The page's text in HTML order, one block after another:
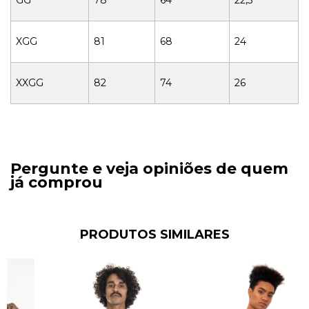
XGG 81 68 24
XXGG 82 74 26
Pergunte e veja opiniões de quem
já comprou
PRODUTOS SIMILARES